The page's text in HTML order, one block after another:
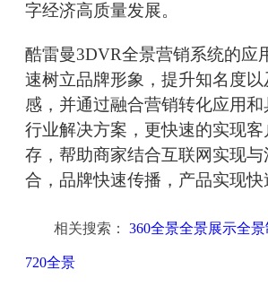
字经济高质量发展。
酷雷曼3DVR全景营销系统的应
速树立品牌形象，提升知名度
感，并通过融合营销转化应用
行业解决方案，更快速的实现客
存，帮助商家结合互联网实现
合，品牌快速传播，产品实现快
相关搜索： 360全景全景展示全
720全景